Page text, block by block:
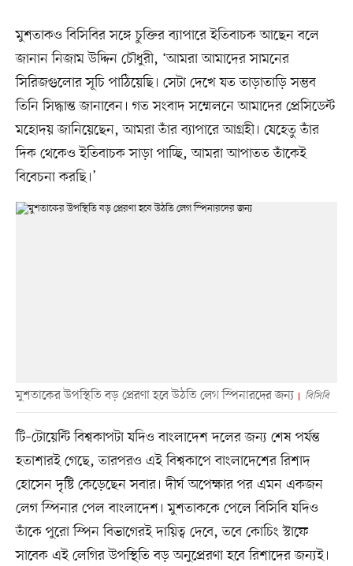
মুশতাকও বিসিবির সঙ্গে চুক্তির ব্যাপারে ইতিবাচক আছেন বলে
জানান নিজাম উদ্দিন চৌধুরী, ‘আমরা আমাদের সামনের
সিরিজগুলোর সূচি পাঠিয়েছি। সেটা দেখে যত তাড়াতাড়ি সম্ভব
তিনি সিদ্ধান্ত জানাবেন। গত সংবাদ সম্মেলনে আমাদের প্রেসিডেন্ট
মহোদয় জানিয়েছেন, আমরা তাঁর ব্যাপারে আগ্রহী। যেহেতু তাঁর
দিক থেকেও ইতিবাচক সাড়া পাচ্ছি, আমরা আপাতত তাঁকেই
বিবেচনা করছি।’
মুশতাকের উপস্থিতি বড় প্রেরণা হবে উঠতি লেগ স্পিনারদের জন্য বিসিবি
টি–টোয়েন্টি বিশ্বকাপটা যদিও বাংলাদেশ দলের জন্য শেষ পর্যন্ত
হতাশারই গেছে, তারপরও এই বিশ্বকাপে বাংলাদেশের রিশাদ
হোসেন দৃষ্টি কেড়েছেন সবার। দীর্ঘ অপেক্ষার পর এমন একজন
লেগ স্পিনার পেল বাংলাদেশ। মুশতাককে পেলে বিসিবি যদিও
তাঁকে পুরো স্পিন বিভাগেরই দায়িত্ব দেবে, তবে কোচিং স্টাফে
সাবেক এই লেগির উপস্থিতি বড় অনুপ্রেরণা হবে রিশাদের জন্যই।